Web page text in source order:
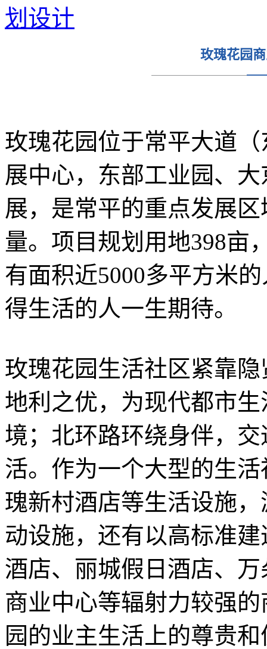
划设计
玫瑰花园
玫瑰花园位于常平大道
展中心，东部工业园、
展，是常平的重点发展
量。项目规划用地398亩
有面积近5000多平方米
得生活的人一生期待。
玫瑰花园生活社区紧靠
地利之优，为现代都市
境；北环路环绕身伴，
活。作为一个大型的生
瑰新村酒店等生活设施
动设施，还有以高标准
酒店、丽城假日酒店、
商业中心等辐射力较强
园的业主生活上的尊贵